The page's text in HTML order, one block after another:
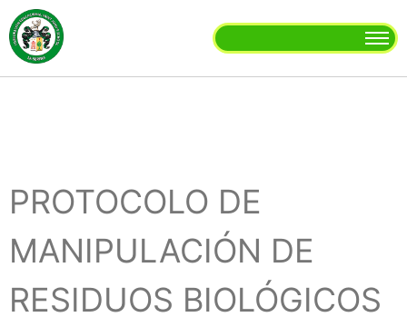
PROTOCOLO DE
MANIPULACIÓN DE
RESIDUOS BIOLÓGICOS